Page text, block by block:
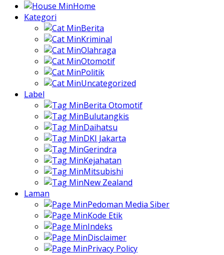
Home
Kategori
Berita
Kriminal
Olahraga
Otomotif
Politik
Uncategorized
Label
Berita Otomotif
Bulutangkis
Daihatsu
DKI Jakarta
Gerindra
Kejahatan
Mitsubishi
New Zealand
Laman
Pedoman Media Siber
Kode Etik
Indeks
Disclaimer
Privacy Policy